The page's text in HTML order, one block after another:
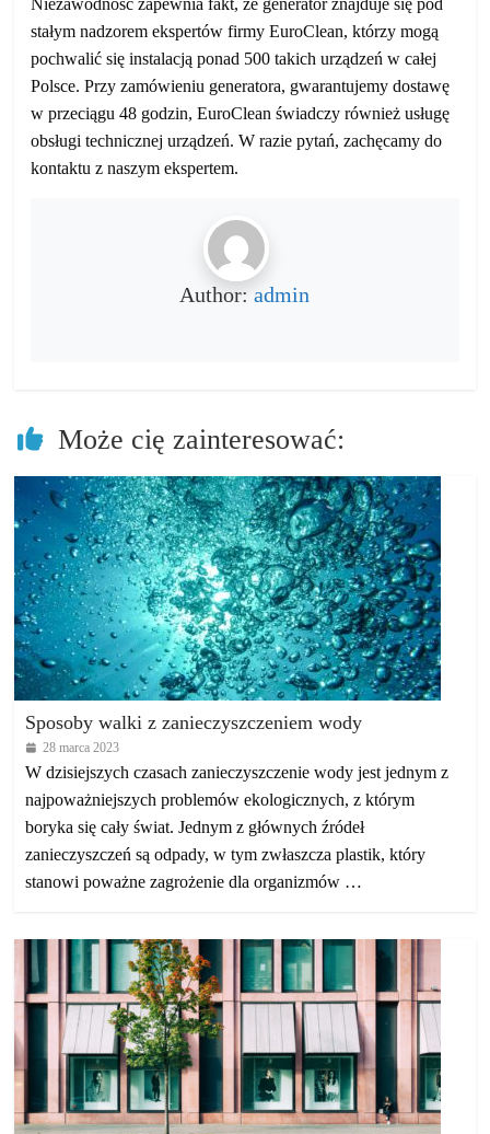
Niezawodność zapewnia fakt, że generator znajduje się pod
stałym nadzorem ekspertów firmy EuroClean, którzy mogą
pochwalić się instalacją ponad 500 takich urządzeń w całej
Polsce. Przy zamówieniu generatora, gwarantujemy dostawę
w przeciągu 48 godzin, EuroClean świadczy również usługę
obsługi technicznej urządzeń.W razie pytań, zachęcamy do
kontaktu z naszym ekspertem.
Author:admin
Może cię zainteresować:
Sposoby walki z zanieczyszczeniem wody
28 marca 2023
W dzisiejszych czasach zanieczyszczenie wody jest jednym z
najpoważniejszych problemów ekologicznych, z którym
boryka się cały świat. Jednym z głównych źródeł
zanieczyszczeń są odpady, w tym zwłaszcza plastik, który
stanowi poważne zagrożenie dla organizmów …